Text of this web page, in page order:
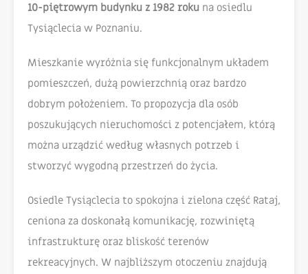
10-piętrowym budynku z 1982 roku na osiedlu
Tysiąclecia w Poznaniu.
Mieszkanie wyróżnia się funkcjonalnym układem
pomieszczeń, dużą powierzchnią oraz bardzo
dobrym położeniem. To propozycja dla osób
poszukujących nieruchomości z potencjałem, którą
można urządzić według własnych potrzeb i
stworzyć wygodną przestrzeń do życia.
Osiedle Tysiąclecia to spokojna i zielona część Rataj,
ceniona za doskonałą komunikację, rozwiniętą
infrastrukturę oraz bliskość terenów
rekreacyjnych. W najbliższym otoczeniu znajdują